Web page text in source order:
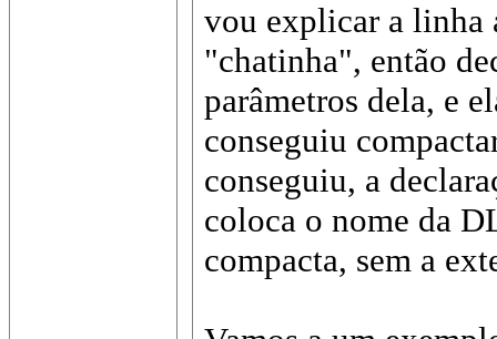
vou explicar a linha
"chatinha", então
parâmetros dela, e
conseguiu
conseguiu, a
coloca o nome da
compacta, sem a